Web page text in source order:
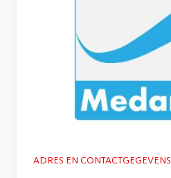
ADRES EN CONTACTGEGEVENS